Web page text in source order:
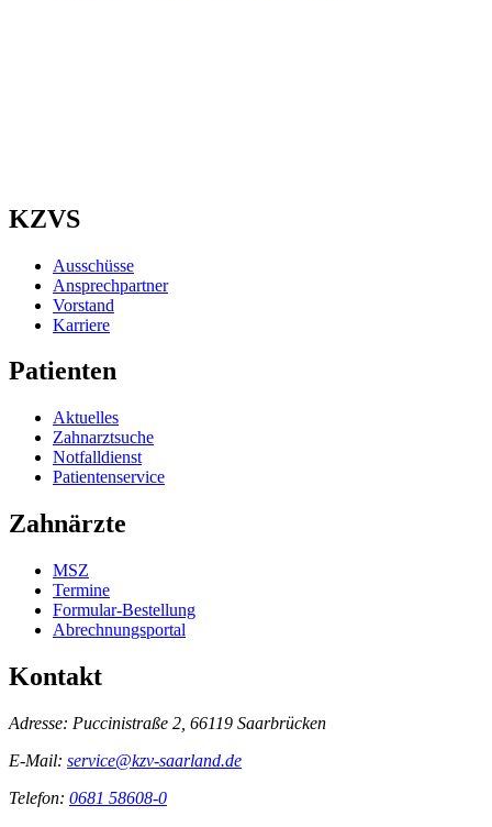
KZVS
Ausschüsse
Ansprechpartner
Vorstand
Karriere
Patienten
Aktuelles
Zahnarztsuche
Notfalldienst
Patientenservice
Zahnärzte
MSZ
Termine
Formular-Bestellung
Abrechnungsportal
Kontakt
Adresse: Puccinistraße 2, 66119 Saarbrücken
E-Mail: service@kzv-saarland.de
Telefon: 0681 58608-0